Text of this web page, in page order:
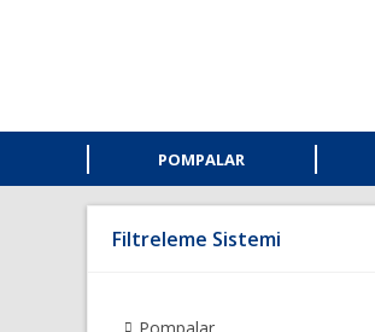
POMPALAR
Filtreleme Sistemi